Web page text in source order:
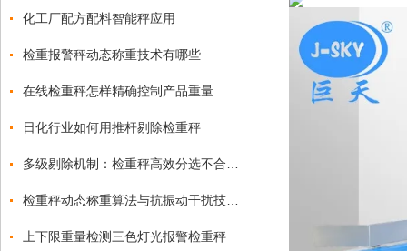
化工厂配方配料智能秤应用
检重报警秤动态称重技术有哪些
在线检重秤怎样精确控制产品重量
日化行业如何用推杆剔除检重秤
上下限重量检测三色灯光报警检重秤